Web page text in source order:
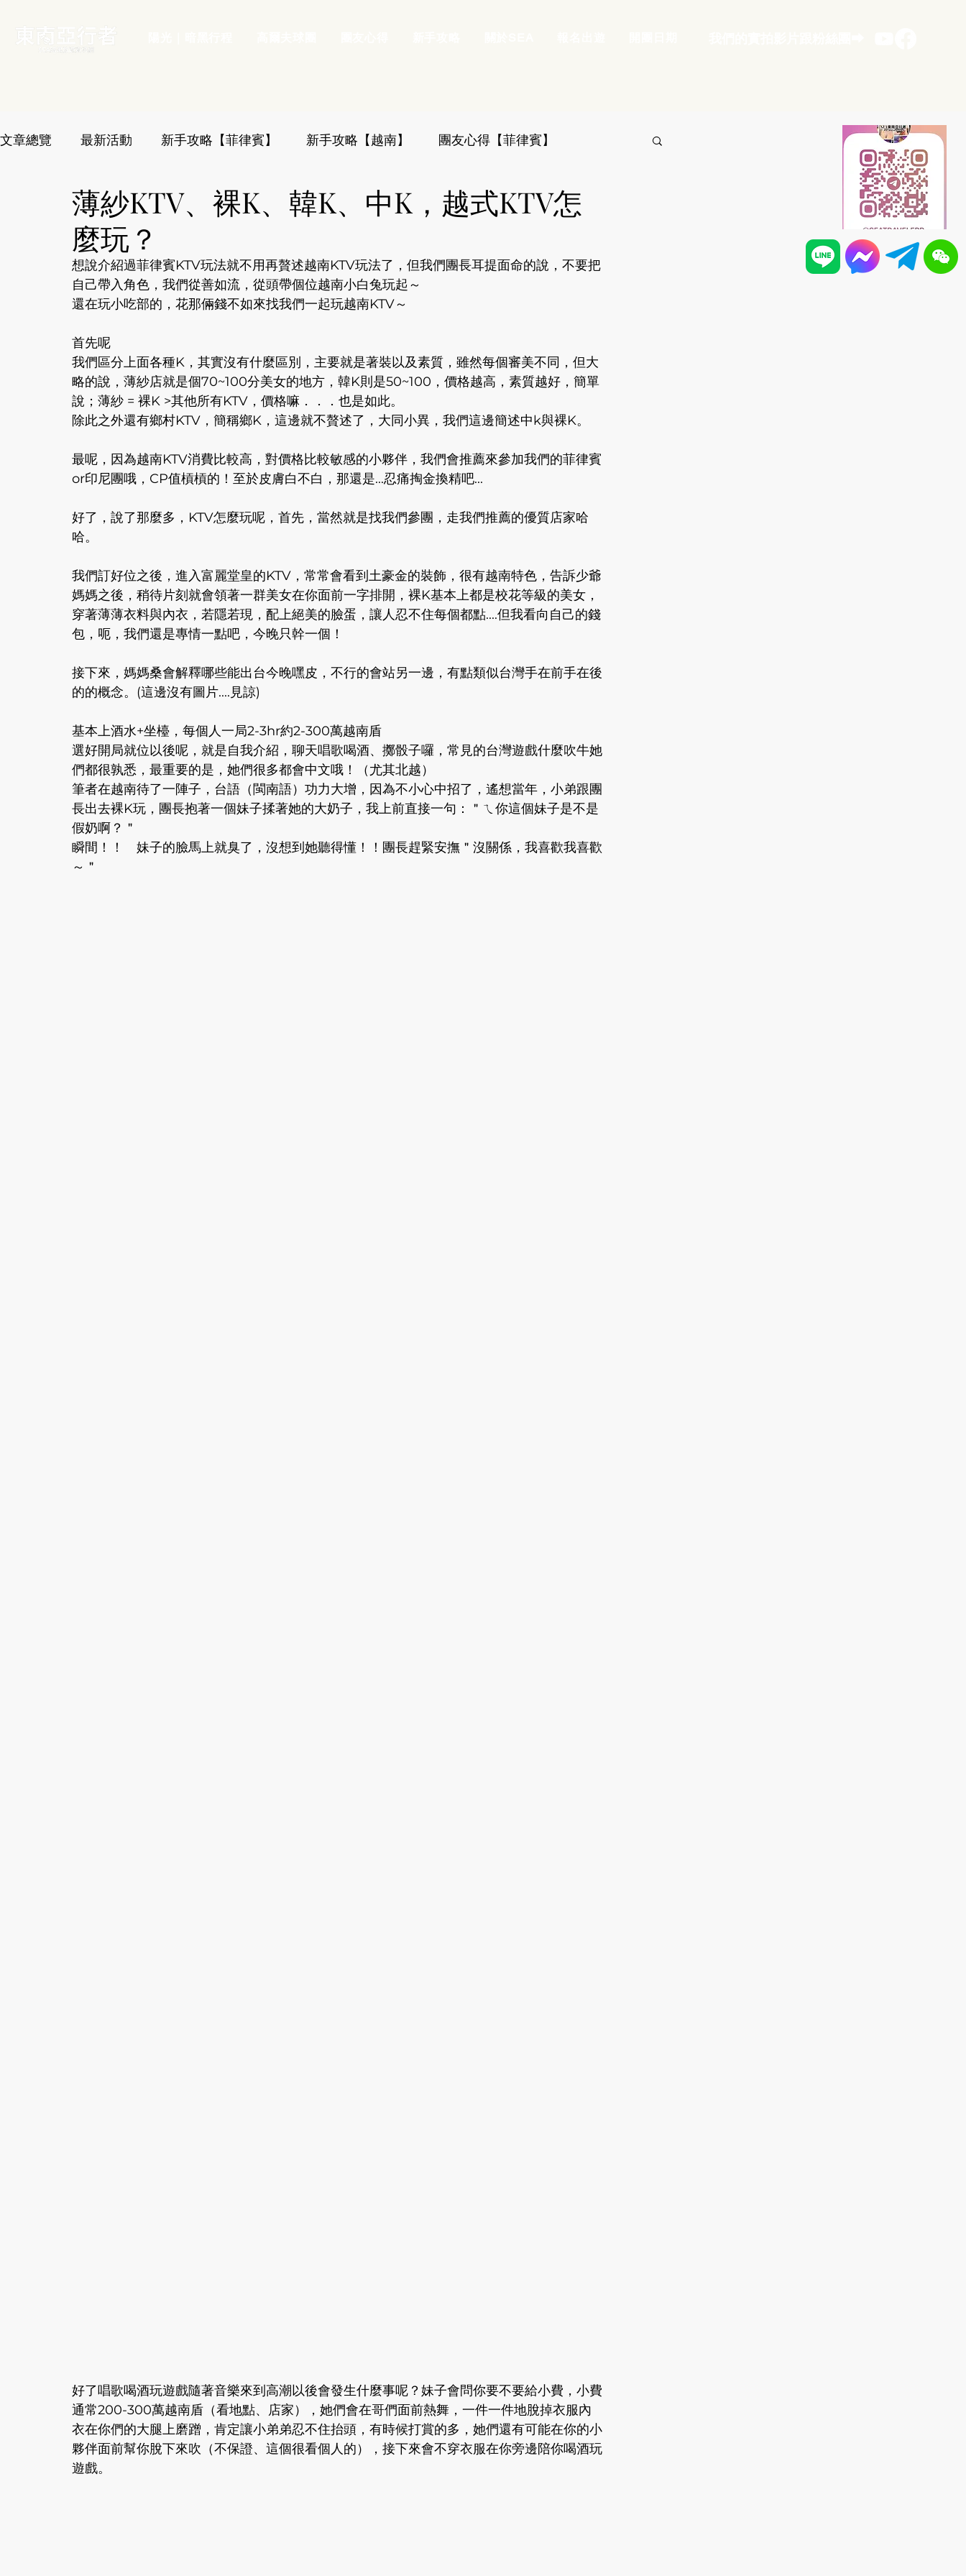
文章總覽 最新活動 新手攻略【菲律賓】 新手攻略【越南】 團友心得【菲律賓】
團友心得【越南】 新手攻略【印尼】
薄紗KTV、裸K、韓K、中K，越式KTV怎
麼玩？
想說介紹過菲律賓KTV玩法就不用再贅述越南KTV玩法了，但我們團長耳提面命的說，不要把
自己帶入角色，我們從善如流，從頭帶個位越南小白兔玩起～
還在玩小吃部的，花那倆錢不如來找我們一起玩越南KTV～
首先呢
我們區分上面各種K，其實沒有什麼區別，主要就是著裝以及素質，雖然每個審美不同，但大
略的說，薄紗店就是個70~100分美女的地方，韓K則是50~100，價格越高，素質越好，簡單
說；薄紗 = 裸K >其他所有KTV，價格嘛．．．也是如此。
除此之外還有鄉村KTV，簡稱鄉K，這邊就不贅述了，大同小異，我們這邊簡述中k與裸K。
最呢，因為越南KTV消費比較高，對價格比較敏感的小夥伴，我們會推薦來參加我們的菲律賓
or印尼團哦，CP值槓槓的！至於皮膚白不白，那還是...忍痛掏金換精吧...
好了，說了那麼多，KTV怎麼玩呢，首先，當然就是找我們參團，走我們推薦的優質店家哈
哈。
我們訂好位之後，進入富麗堂皇的KTV，常常會看到土豪金的裝飾，很有越南特色，告訴少爺
媽媽之後，稍待片刻就會領著一群美女在你面前一字排開，裸K基本上都是校花等級的美女，
穿著薄薄衣料與內衣，若隱若現，配上絕美的臉蛋，讓人忍不住每個都點....但我看向自己的錢
包，呃，我們還是專情一點吧，今晚只幹一個！
接下來，媽媽桑會解釋哪些能出台今晚嘿皮，不行的會站另一邊，有點類似台灣手在前手在後
的的概念。(這邊沒有圖片....見諒)
基本上酒水+坐檯，每個人一局2-3hr約2-300萬越南盾
選好開局就位以後呢，就是自我介紹，聊天唱歌喝酒、擲骰子囉，常見的台灣遊戲什麼吹牛她
們都很孰悉，最重要的是，她們很多都會中文哦！（尤其北越）
筆者在越南待了一陣子，台語（閩南語）功力大增，因為不小心中招了，遙想當年，小弟跟團
長出去裸K玩，團長抱著一個妹子揉著她的大奶子，我上前直接一句：＂ㄟ你這個妹子是不是
假奶啊？＂
瞬間！！　妹子的臉馬上就臭了，沒想到她聽得懂！！團長趕緊安撫＂沒關係，我喜歡我喜歡
～＂
好了唱歌喝酒玩遊戲隨著音樂來到高潮以後會發生什麼事呢？妹子會問你要不要給小費，小費
通常200-300萬越南盾（看地點、店家），她們會在哥們面前熱舞，一件一件地脫掉衣服內
衣在你們的大腿上磨蹭，肯定讓小弟弟忍不住抬頭，有時候打賞的多，她們還有可能在你的小
夥伴面前幫你脫下來吹（不保證、這個很看個人的），接下來會不穿衣服在你旁邊陪你喝酒玩
遊戲。